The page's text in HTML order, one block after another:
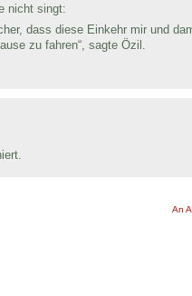
nicht singt:
dass diese Einkehr mir und
zu fahren“, sagte Özil.
An